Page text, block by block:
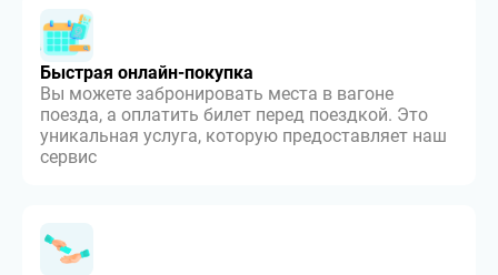
Быстрая онлайн-покупка
Вы можете забронировать места в вагоне
поезда, а оплатить билет перед поездкой. Это
уникальная услуга, которую предоставляет наш
сервис